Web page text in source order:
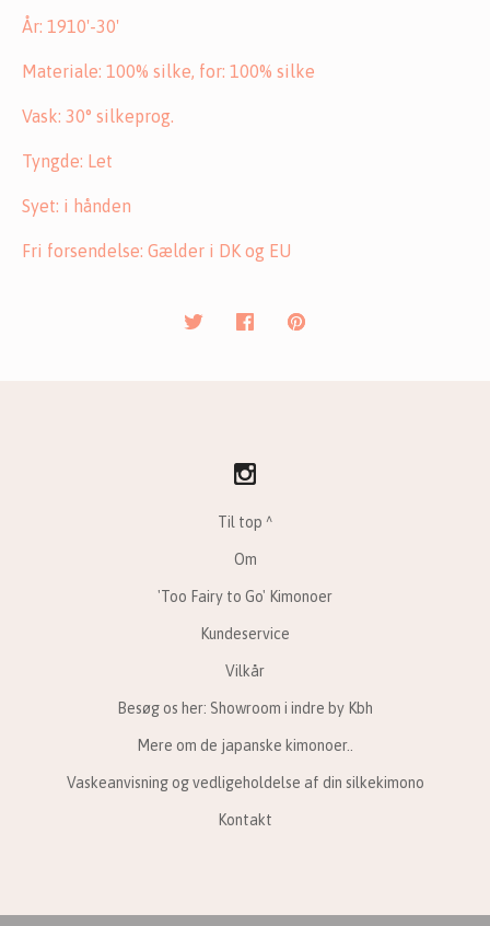
År: 1910'-30'
Materiale: 100% silke, for: 100% silke
Vask: 30° silkeprog.
Tyngde: Let
Syet: i hånden
Fri forsendelse: Gælder i DK og EU
Til top ^
Om
'Too Fairy to Go' Kimonoer
Kundeservice
Vilkår
Besøg os her: Showroom i indre by Kbh
Mere om de japanske kimonoer..
Vaskeanvisning og vedligeholdelse af din silkekimono
Kontakt